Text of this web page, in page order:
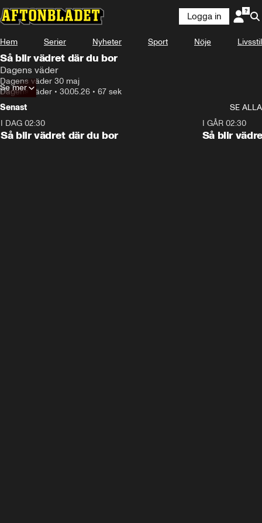
Logga in
Hem Serier Nyheter Sport Nöje Livsstil
Så blir vädret där du bor
Dagens väder
Dagens väder 30 maj
Dagens väder • 30.05.26 • 67 sek
Se mer
Senast
SE ALLA
I DAG 02:30
Så blir vädret där du bor
I GÅR 02:30
Så blir